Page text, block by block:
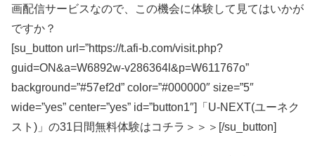
画配信サービスなので、この機会に体験して見てはいかが
ですか？
[su_button url=”https://t.afi-b.com/visit.php?
guid=ON&a=W6892w-v286364l&p=W611767o”
background=”#57ef2d” color=”#000000″ size=”5″
wide=”yes” center=”yes” id=”button1″]「U-NEXT(ユーネク
スト)」の31日間無料体験はコチラ＞＞＞[/su_button]